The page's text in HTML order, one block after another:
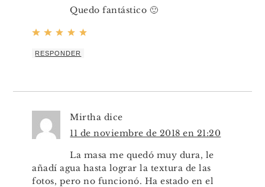
Quedo fantástico 🙂
RESPONDER
Mirtha dice
11 de noviembre de 2018 en 21:20
La masa me quedó muy dura, le
añadí agua hasta lograr la textura de las
fotos, pero no funcionó. Ha estado en el